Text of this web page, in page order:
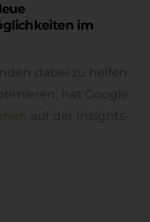
im
dabei zu helfen
hat Google
auf der Insights-